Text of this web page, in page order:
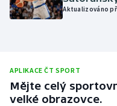
Plavání
Aktualizováno
APLIKACE ČT SPORT
Mějte celý
velké obrazovce.